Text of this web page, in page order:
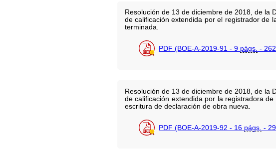
Resolución de 13 de diciembre de 2018, de la
de calificación extendida por el registrador de
terminada.
PDF (BOE-A-2019-91 - 9 págs. - 262
Resolución de 13 de diciembre de 2018, de la
de calificación extendida por la registradora
escritura de declaración de obra nueva.
PDF (BOE-A-2019-92 - 16 págs. -